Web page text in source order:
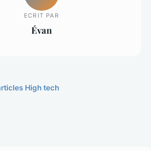
ECRIT PAR
Évan
High tech